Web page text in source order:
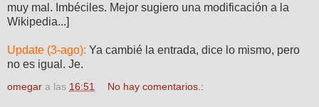
muy mal. Imbéciles. Mejor sugiero una modificación a la
Wikipedia...]
Update (3-ago): Ya cambié la entrada, dice lo mismo, pero
no es igual. Je.
omegar a las 16:51 No hay comentarios.: